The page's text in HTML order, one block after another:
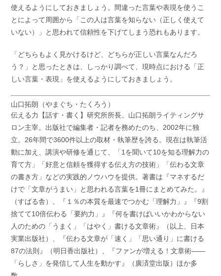
使えるようにしておきましょう。間違った言葉や表現を使うこ
とによって周囲から「この人は言葉を知らない（正しく使えて
いない）」と思われて信頼性を下げてしまう恐れもあります。
「どちらもよく見かけるけど、どちらが正しい言葉なんだろ
う？」と思ったときは、しっかり調べて、現時点における「正
しい言葉・表現」を使えるようにしておきましょう。
山口拓朗（やまぐち・たくろう）
伝える力【話す・書く】研究所所長。山口拓朗ライティングサ
ロン主宰。出版社で編集者・記者を務めたのち、2002年に独
立。26年間で3600件以上の取材・執筆歴を誇る。現在は執筆活
動に加え、講演や研修を通じて、「1を聞いて10を知る理解力の
育て方」「好意と信頼を獲得する伝え方の技術」「伝わる文章
の書き方」などの実践的ノウハウを提供。著書は『マネするだ
けで「文章がうまい」と思われる言葉を1冊にまとめてみた。』
（すばる舎）、『１％の本質を最速でつかむ「理解力」』『9割
捨てて10倍伝わる「要約力」』『何を書けばいいかわからない
人のための「うまく」「はやく」書ける文章術』（以上、日本
実業出版社）、『伝わる文章が「速く」「思い通り」に書ける
87の法則』（明日香出版社）、『ファンが増える！文章術——
「らしさ」を発信して人生を動かす』（廣済堂出版）ほか多